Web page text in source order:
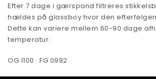
Efter 7 dage i gærspand filtreres
hældes på glassboy hvor den
Dette kan variere mellem 60-90 dage
temperatur.
OG 1100 · FG 0992